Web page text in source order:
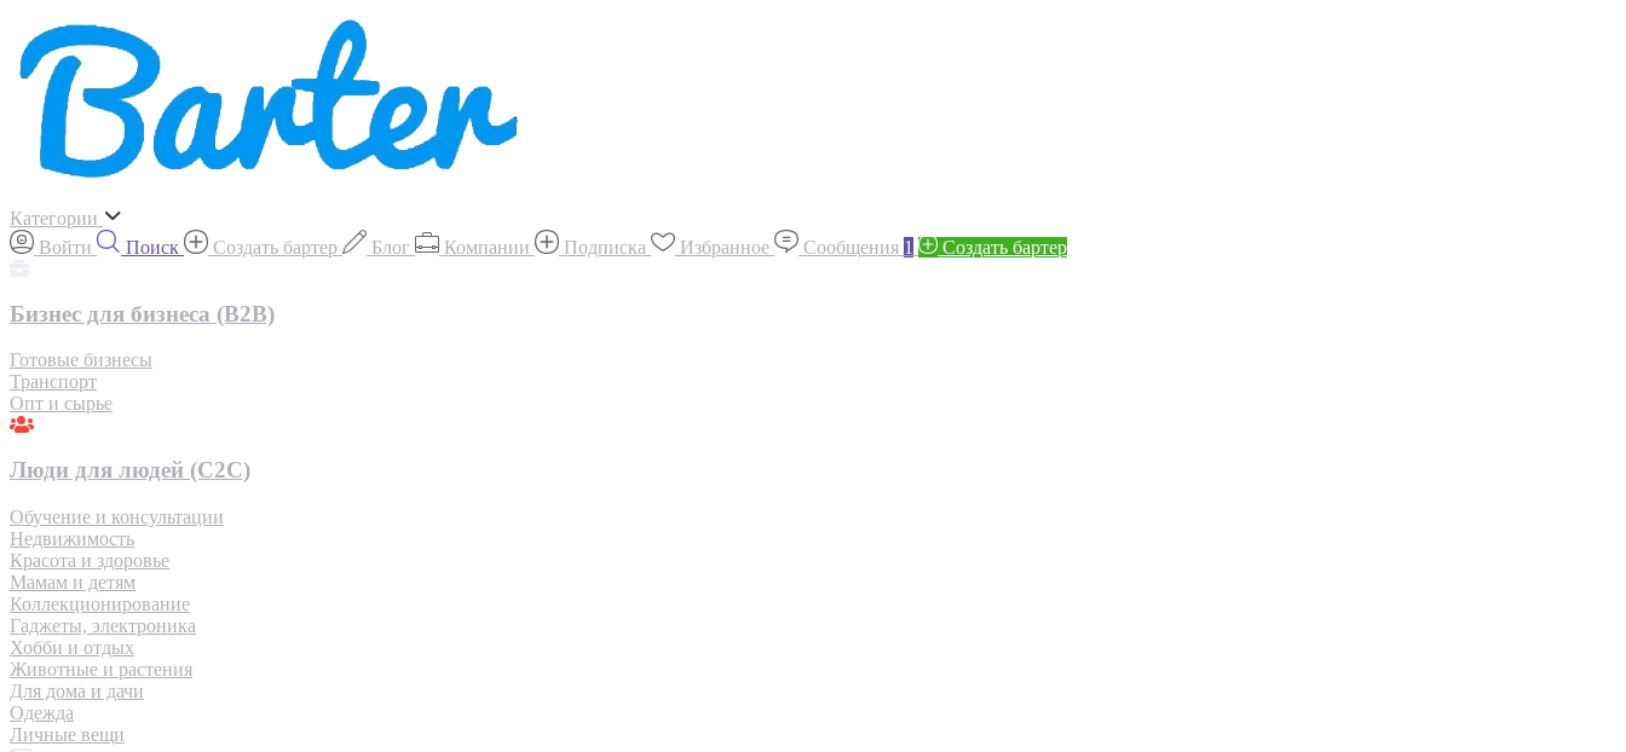
Категории
Войти
Поиск Создать бартер Блог Компании Подписка Избранное Сообщения 1 Создать бартер
Бизнес для бизнеса (B2B)
Готовые бизнесы
Транспорт
Опт и сырье
Люди для людей (С2С)
Обучение и консультации
Недвижимость
Красота и здоровье
Мамам и детям
Коллекционирование
Гаджеты, электроника
Хобби и отдых
Животные и растения
Для дома и дачи
Одежда
Личные вещи